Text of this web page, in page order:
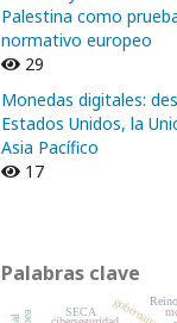
Palestina como
normativo europeo
29
Monedas digitales:
Estados Unidos, la
Asia Pacífico
17
Palabras clave
gobernanza
SECA